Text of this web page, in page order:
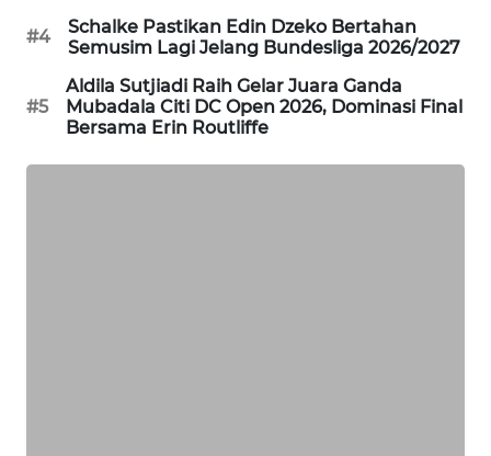
#4
Schalke Pastikan Edin Dzeko Bertahan
Semusim Lagi Jelang Bundesliga 2026/2027
#5
Aldila Sutjiadi Raih Gelar Juara Ganda
Mubadala Citi DC Open 2026, Dominasi Final
Bersama Erin Routliffe
MARTABAT
NET
WATCH